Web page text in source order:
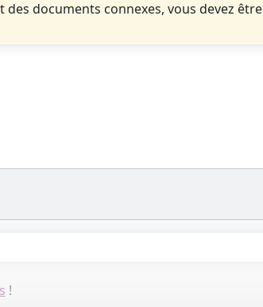
documents connexes, vous devez être
!